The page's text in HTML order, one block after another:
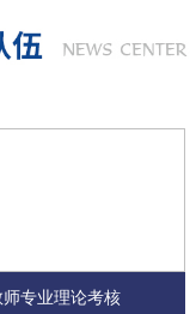
专业理论考核